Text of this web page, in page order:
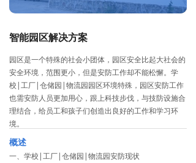
智能园区解决方案
园区是一个特殊的社会小团体，园区安全比起大社会的
安全环境，范围更小，但是安防工作却不能松懈。学
校|工厂|仓储园|物流园园区环境特殊，园区安防工作
也需安防人员更加用心，跟上科技步伐，与技防设施合
理结合，给员工和孩子们创造出良好的工作和学习环
境。
概述
一、学校|工厂|仓储园|物流园安防现状